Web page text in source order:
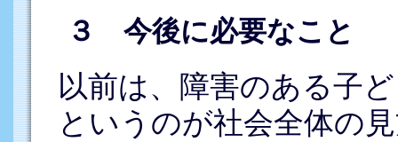
３ 今後に必要なこと
以前は、障害のある子
というのが社会全体の